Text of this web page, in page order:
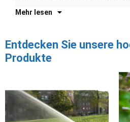
Mehr lesen
Entdecken Sie unsere
Produkte